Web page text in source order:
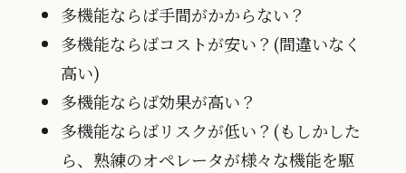
多機能ならば手間がかからない？
多機能ならばコストが安い？(間違いなく
高い)
多機能ならば効果が高い？
多機能ならばリスクが低い？(もしかした
ら、熟練のオペレータが様々な機能を駆